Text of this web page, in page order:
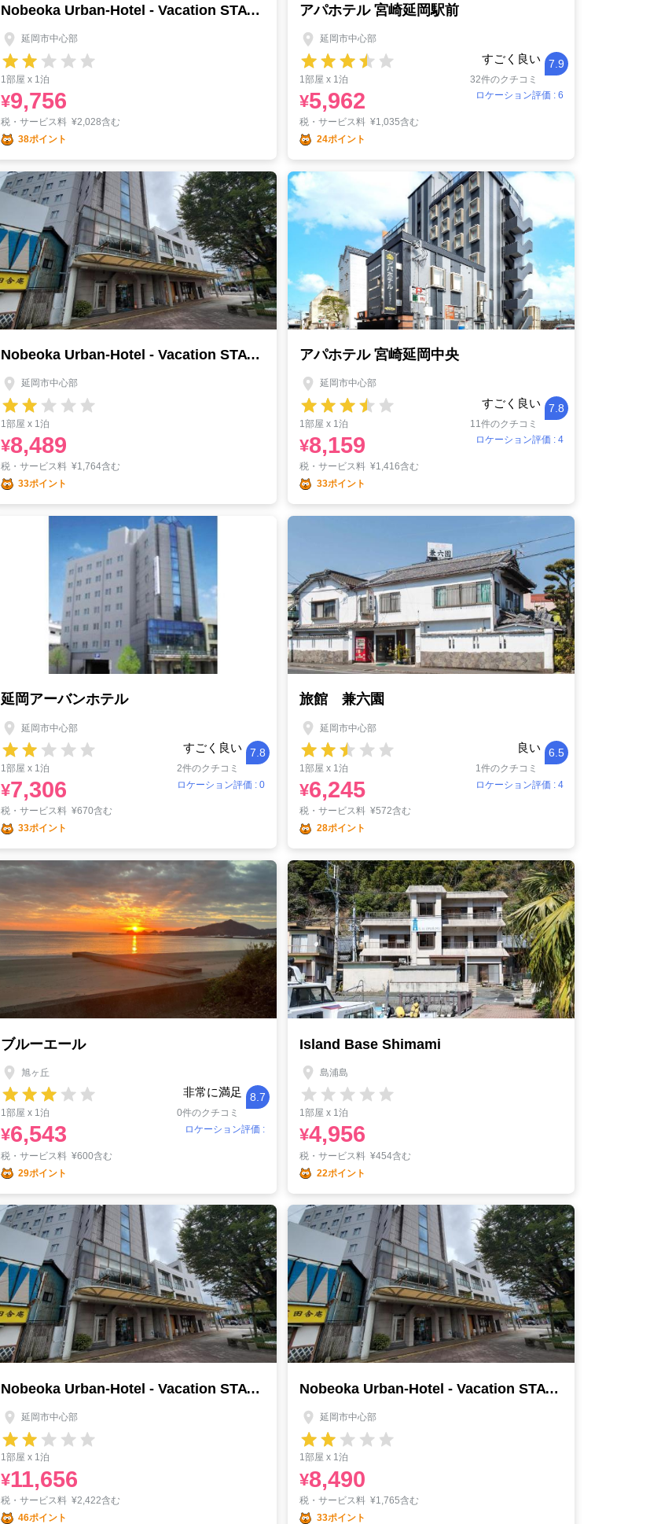
Nobeoka Urban-Hotel - Vacation STAY 30471v
延岡市中心部
1部屋 x 1泊
¥9,756
税・サービス料 ¥2,028含む
38ポイント
アパホテル 宮崎延岡駅前
延岡市中心部
すごく良い 7.9
1部屋 x 1泊
32件のクチコミ
ロケーション評価 : 6
¥5,962
税・サービス料 ¥1,035含む
24ポイント
Nobeoka Urban-Hotel - Vacation STAY 30427v
延岡市中心部
1部屋 x 1泊
¥8,489
税・サービス料 ¥1,764含む
33ポイント
アパホテル 宮崎延岡中央
延岡市中心部
すごく良い 7.8
1部屋 x 1泊
11件のクチコミ
ロケーション評価 : 4
¥8,159
税・サービス料 ¥1,416含む
33ポイント
延岡アーバンホテル
延岡市中心部
すごく良い 7.8
1部屋 x 1泊
2件のクチコミ
ロケーション評価 : 0
¥7,306
税・サービス料 ¥670含む
33ポイント
旅館 兼六園
延岡市中心部
良い 6.5
1部屋 x 1泊
1件のクチコミ
ロケーション評価 : 4
¥6,245
税・サービス料 ¥572含む
28ポイント
ブルーエール
旭ヶ丘
非常に満足 8.7
1部屋 x 1泊
0件のクチコミ
ロケーション評価 :
¥6,543
税・サービス料 ¥600含む
29ポイント
Island Base Shimami
島浦島
1部屋 x 1泊
¥4,956
税・サービス料 ¥454含む
22ポイント
Nobeoka Urban-Hotel - Vacation STAY 30454v
延岡市中心部
1部屋 x 1泊
¥11,656
税・サービス料 ¥2,422含む
46ポイント
Nobeoka Urban-Hotel - Vacation STAY 30390v
延岡市中心部
1部屋 x 1泊
¥8,490
税・サービス料 ¥1,765含む
33ポイント